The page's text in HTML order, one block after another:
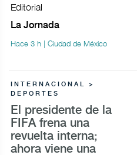
Editorial
La Jornada
Hace 3 h | Ciudad de México
INTERNACIONAL >
DEPORTES
El presidente de la
FIFA frena una
revuelta interna;
ahora viene una